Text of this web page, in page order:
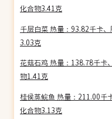
化合物3.41克
千层白菜 热量：93.82千卡
3.03克
花菇石鸡 热量：138.78千卡
物1.41克
桂侯蒸鲩鱼 热量：211.00千
化合物3.13克